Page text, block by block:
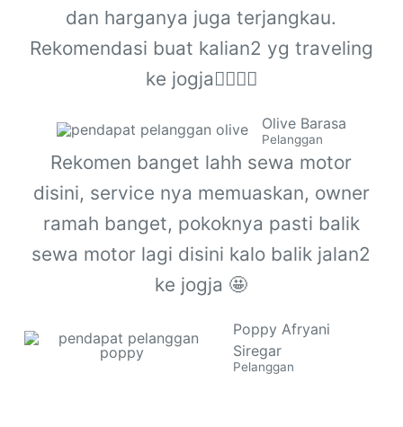
dan harganya juga terjangkau.
Rekomendasi buat kalian2 yg traveling
ke jogja👌🏻👌🏻
Olive Barasa
Pelanggan
Rekomen banget lahh sewa motor
disini, service nya memuaskan, owner
ramah banget, pokoknya pasti balik
sewa motor lagi disini kalo balik jalan2
ke jogja 🤩
Poppy Afryani
Siregar
Pelanggan